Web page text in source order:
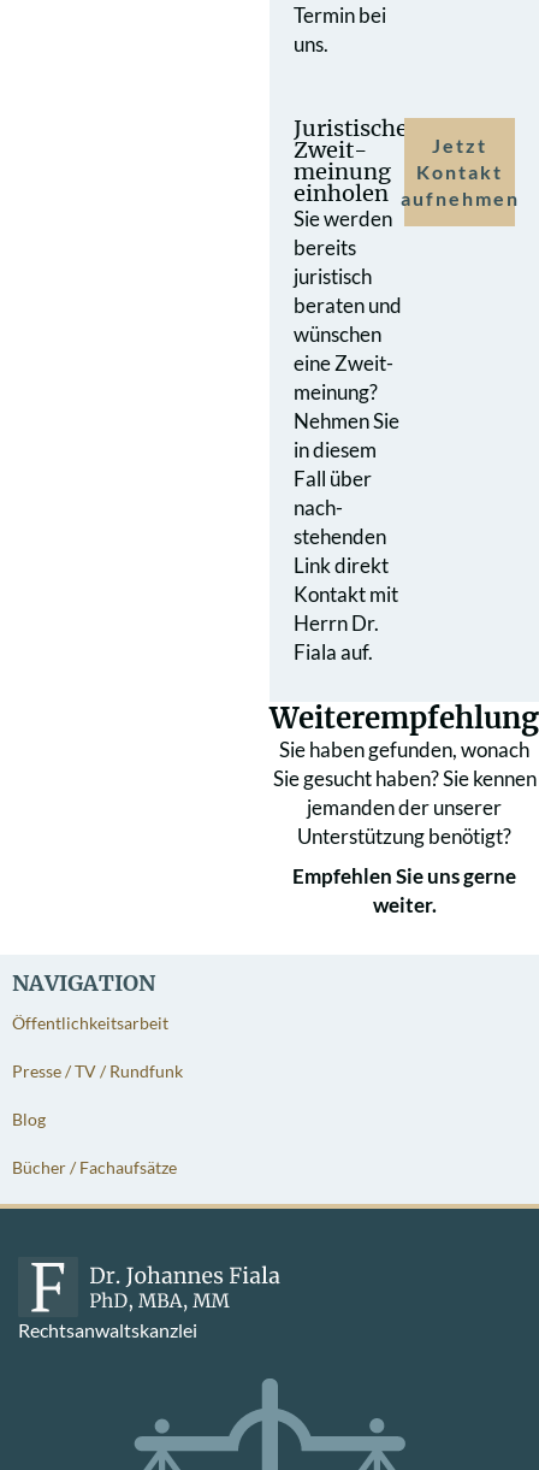
NAVIGATION
Öffentlichkeitsarbeit
Presse / TV / Rundfunk
Blog
Bücher / Fachaufsätze
Termin bei
uns.
Juristische
Zweit­
meinung
einholen
Sie werden
bereits
juristisch
beraten und
wünschen
eine Zweit­
meinung?
Nehmen Sie
in diesem
Fall über
nach­
stehenden
Link direkt
Kontakt mit
Herrn Dr.
Fiala auf.
Jetzt
Kontakt
aufnehmen
Weiterempfehlung
Sie haben gefunden, wonach
Sie gesucht haben? Sie kennen
jemanden der unserer
Unterstützung benötigt?
Empfehlen Sie uns gerne
weiter.
Rechtsanwaltskanzlei